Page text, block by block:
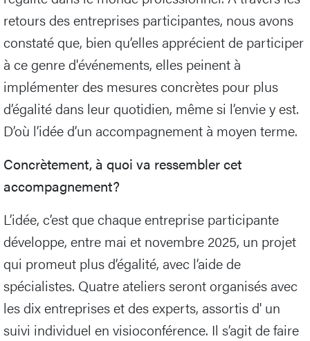
retours des entreprises participantes, nous avons
constaté que, bien qu’elles apprécient de participer
à ce genre d'événements, elles peinent à
implémenter des mesures concrètes pour plus
d’égalité dans leur quotidien, même si l’envie y est.
D’où l’idée d’un accompagnement à moyen terme.
Concrètement, à quoi va ressembler cet
accompagnement?
L’idée, c’est que chaque entreprise participante
développe, entre mai et novembre 2025, un projet
qui promeut plus d’égalité, avec l’aide de
spécialistes. Quatre ateliers seront organisés avec
les dix entreprises et des experts, assortis d' un
suivi individuel en visioconférence. Il s’agit de faire